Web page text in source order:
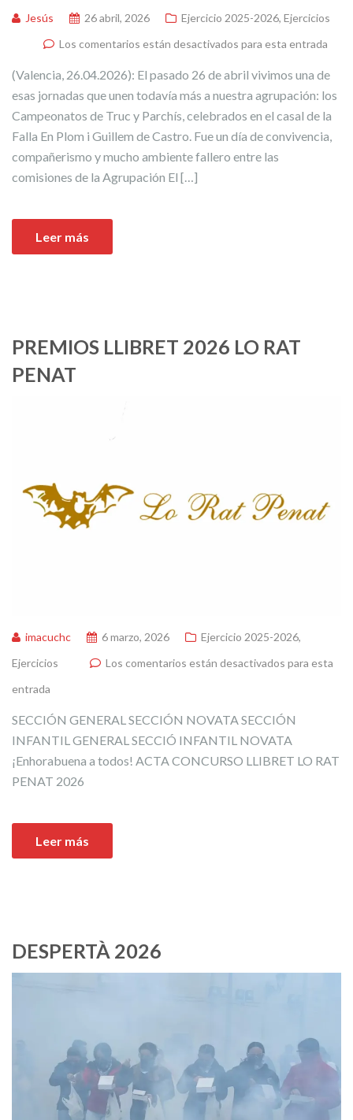
Jesús 26 abril, 2026 Ejercicio 2025-2026, Ejercicios
Los comentarios están desactivados para esta entrada
(Valencia, 26.04.2026): El pasado 26 de abril vivimos una de
esas jornadas que unen todavía más a nuestra agrupación: los
Campeonatos de Truc y Parchís, celebrados en el casal de la
Falla En Plom i Guillem de Castro. Fue un día de convivencia,
compañerismo y mucho ambiente fallero entre las
comisiones de la Agrupación El […]
Leer más
PREMIOS LLIBRET 2026 LO RAT
PENAT
imacuchc 6 marzo, 2026 Ejercicio 2025-2026,
Ejercicios
Los comentarios están desactivados para esta
entrada
SECCIÓN GENERAL SECCIÓN NOVATA SECCIÓN
INFANTIL GENERAL SECCIÓ INFANTIL NOVATA
¡Enhorabuena a todos! ACTA CONCURSO LLIBRET LO RAT
PENAT 2026
Leer más
DESPERTÀ 2026